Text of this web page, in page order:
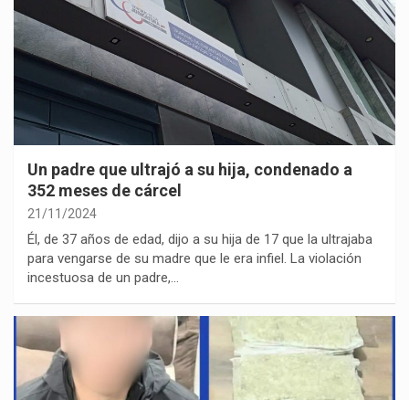
Un padre que ultrajó a su hija, condenado a
352 meses de cárcel
21/11/2024
Él, de 37 años de edad, dijo a su hija de 17 que la ultrajaba
para vengarse de su madre que le era infiel. La violación
incestuosa de un padre,…